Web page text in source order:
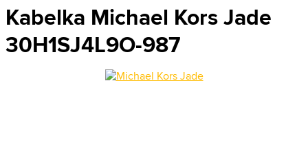
Kabelka Michael Kors Jade
30H1SJ4L9O-987